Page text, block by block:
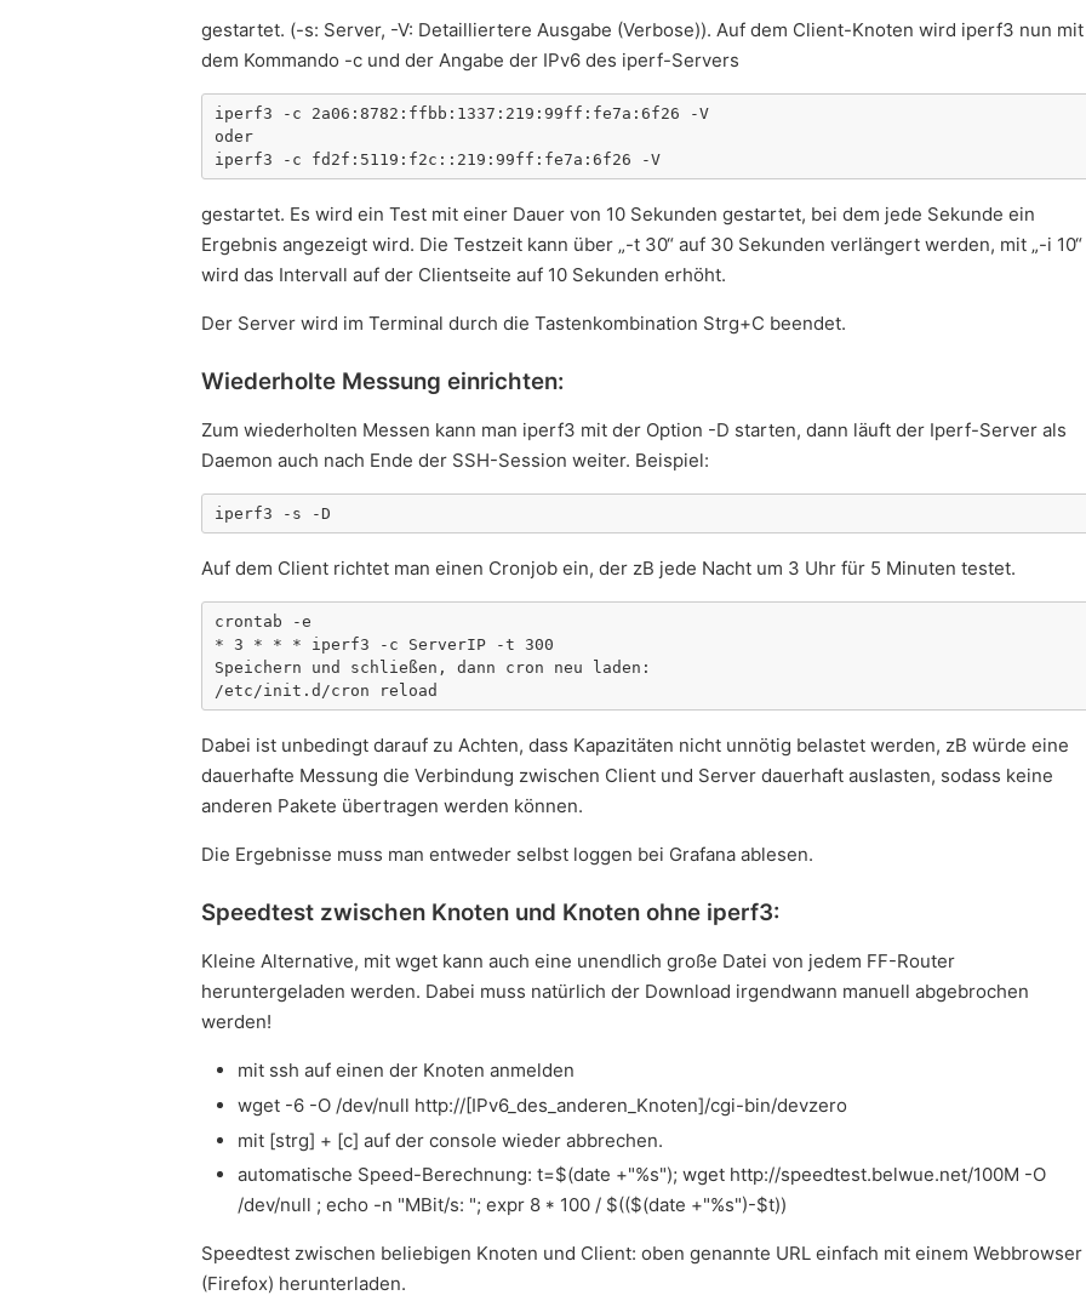
gestartet. (-s: Server, -V: Detailliertere Ausgabe (Verbose)). Auf dem Client-Knoten wird iperf3 nun mit
dem Kommando -c und der Angabe der IPv6 des iperf-Servers
iperf3 -c 2a06:8782:ffbb:1337:219:99ff:fe7a:6f26 -V
oder
iperf3 -c fd2f:5119:f2c::219:99ff:fe7a:6f26 -V
gestartet. Es wird ein Test mit einer Dauer von 10 Sekunden gestartet, bei dem jede Sekunde ein
Ergebnis angezeigt wird. Die Testzeit kann über „-t 30“ auf 30 Sekunden verlängert werden, mit „-i 10“
wird das Intervall auf der Clientseite auf 10 Sekunden erhöht.
Der Server wird im Terminal durch die Tastenkombination Strg+C beendet.
Wiederholte Messung einrichten:
Zum wiederholten Messen kann man iperf3 mit der Option -D starten, dann läuft der Iperf-Server als
Daemon auch nach Ende der SSH-Session weiter. Beispiel:
iperf3 -s -D
Auf dem Client richtet man einen Cronjob ein, der zB jede Nacht um 3 Uhr für 5 Minuten testet.
crontab -e
* 3 * * * iperf3 -c ServerIP -t 300
Speichern und schließen, dann cron neu laden:
/etc/init.d/cron reload
Dabei ist unbedingt darauf zu Achten, dass Kapazitäten nicht unnötig belastet werden, zB würde eine
dauerhafte Messung die Verbindung zwischen Client und Server dauerhaft auslasten, sodass keine
anderen Pakete übertragen werden können.
Die Ergebnisse muss man entweder selbst loggen bei Grafana ablesen.
Speedtest zwischen Knoten und Knoten ohne iperf3:
Kleine Alternative, mit wget kann auch eine unendlich große Datei von jedem FF-Router
heruntergeladen werden. Dabei muss natürlich der Download irgendwann manuell abgebrochen
werden!
mit ssh auf einen der Knoten anmelden
wget -6 -O /dev/null http://[IPv6_des_anderen_Knoten]/cgi-bin/devzero
mit [strg] + [c] auf der console wieder abbrechen.
automatische Speed-Berechnung: t=$(date +"%s"); wget http://speedtest.belwue.net/100M -O
/dev/null ; echo -n "MBit/s: "; expr 8 * 100 / $(($(date +"%s")-$t))
Speedtest zwischen beliebigen Knoten und Client: oben genannte URL einfach mit einem Webbrowser
(Firefox) herunterladen.